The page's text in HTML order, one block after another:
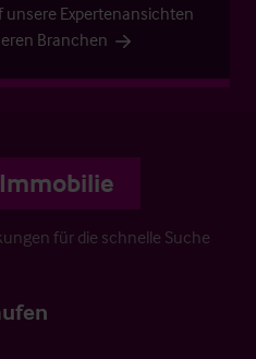
unsere Expertenansichten
Branchen
für die schnelle Suche